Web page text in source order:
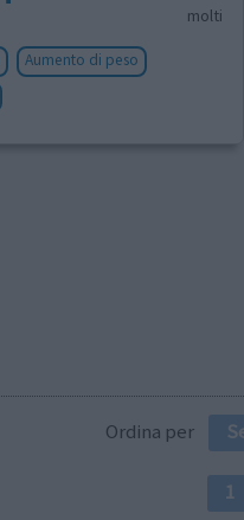
molti
Aumento di peso
Ordina per
1